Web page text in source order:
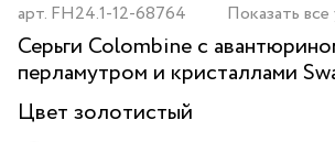
арт. FH24.1-12-68764 Показать
Серьги Colombine с
перламутром и кристаллами
Цвет золотистый